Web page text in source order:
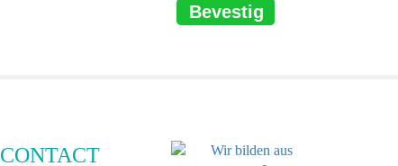
Bevestig
CONTACT